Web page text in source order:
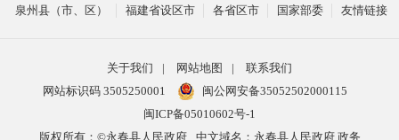
泉州县（市、区） 福建省设区市 各省区市 国家部委 友情链接
关于我们 | 网站地图 |
联系我们
网站标识码 3505250001
闽公网安备35052502000115
闽ICP备05010602号-1
版权所有：©永春县人民政府
中文域名：永春县人民政府.政务